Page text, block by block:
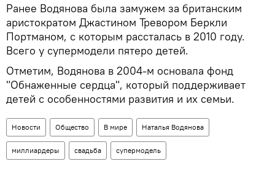
Ранее Водянова была замужем за британским
аристократом Джастином Тревором Беркли
Портманом, с которым рассталась в 2010 году.
Всего у супермодели пятеро детей.
Отметим, Водянова в 2004-м основала фонд
"Обнаженные сердца", который поддерживает
детей с особенностями развития и их семьи.
Новости Общество В мире Наталья Водянова
миллиардеры свадьба супермодель